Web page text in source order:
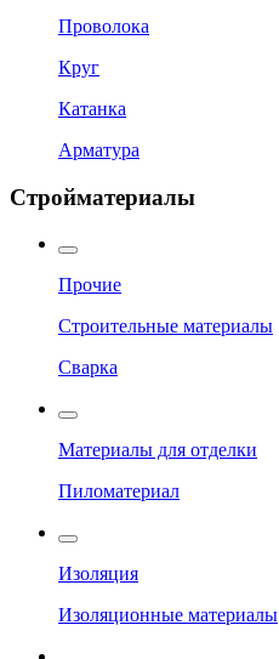
Проволока
Круг
Катанка
Арматура
Стройматериалы
Прочие
Строительные материалы
Сварка
Материалы для отделки
Пиломатериал
Изоляция
Изоляционные материалы